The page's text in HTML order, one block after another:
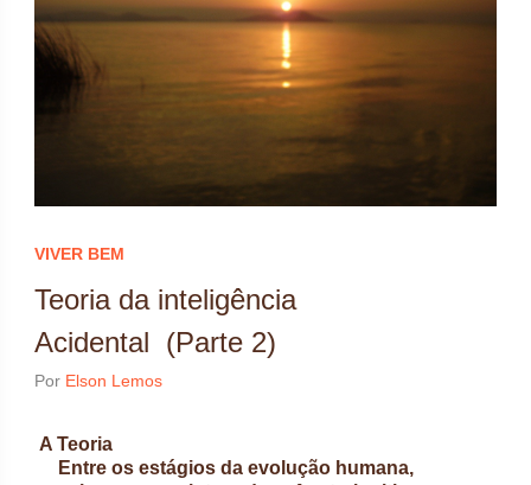
VIVER BEM
Teoria da inteligência
Acidental (Parte 2)
Por Elson Lemos
A Teoria
Entre os estágios da evolução humana,